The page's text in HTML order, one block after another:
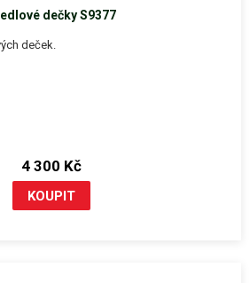
dečky S9377
deček.
4 300 Kč